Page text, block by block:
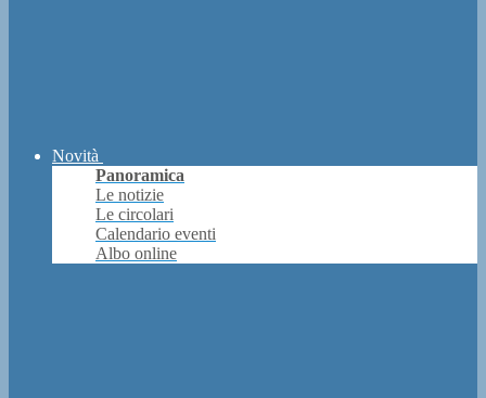
Novità
Panoramica
Le notizie
Le circolari
Calendario eventi
Albo online